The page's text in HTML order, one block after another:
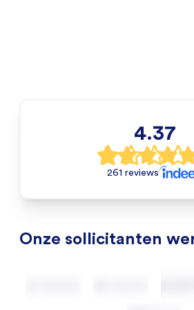
4.37
261 reviews
Onze sollicitanten